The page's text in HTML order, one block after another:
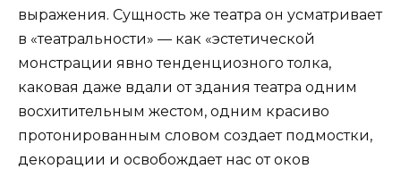
выражения. Сущность же театра он усматривает
в «театральности» — как «эстетической
монстрации явно тенденциозного толка,
каковая даже вдали от здания театра одним
восхитительным жестом, одним красиво
протонированным словом создает подмостки,
декорации и освобождает нас от оков